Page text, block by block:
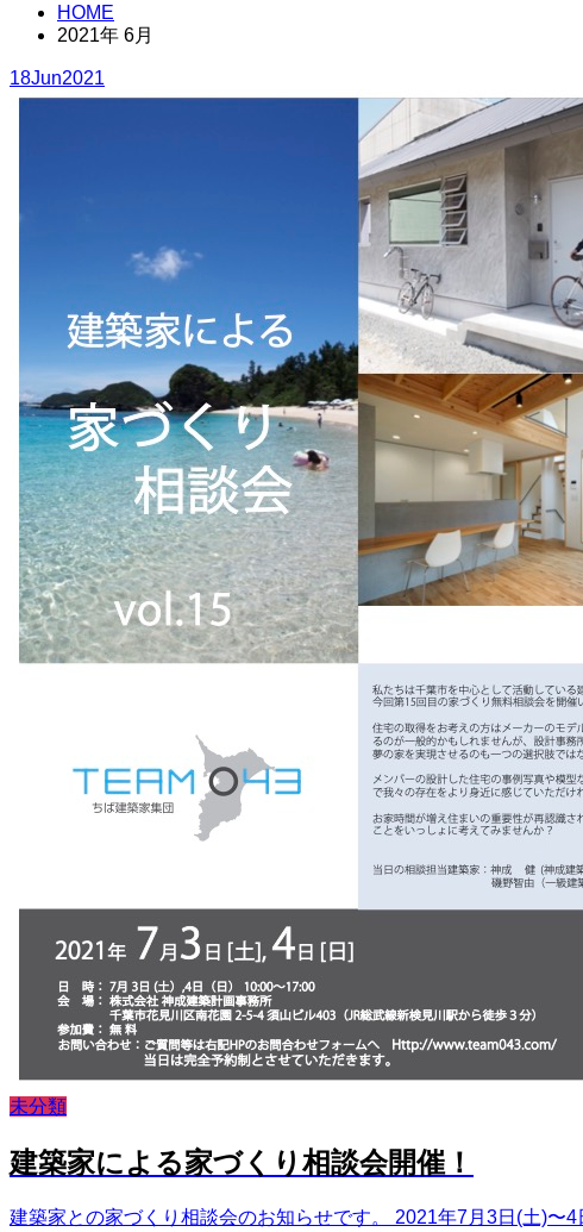
HOME
2021年 6月
18Jun2021
未分類
建築家による家づくり相談会開催！
建築家との家づくり相談会のお知らせです。 2021年7月3日(土)〜